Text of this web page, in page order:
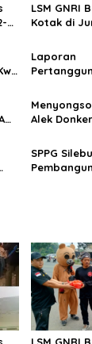
0:
LSM GNRI
Kotak di
Laporan
Panitia
Resmi
Alek
seluruh
SPPG
LSM GNRI